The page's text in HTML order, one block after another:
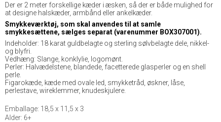
Der er 2 meter forskellige kæder i æsken, så der er både mulighed for
at designe halskæder, armbånd eller ankelkæder.
Smykkeværktøj, som skal anvendes til at samle
smykkesættene, sælges separat (varenummer BOX307001).
Indeholder: 18 karat guldbelagte og sterling sølvbelagte dele, nikkel-
og blyfri.
Vedhæng: Slange, konklylie, logomønt.
Perler: Halvædelstene, blandede, facetterede glasperler og en shell
perle.
Figarokæde, kæde med ovale led, smykketråd, øskner, låse,
perlestave, wireklemmer, knudeskjulere.
Emballage: 18,5 x 11,5 x 3
Alder: 6+